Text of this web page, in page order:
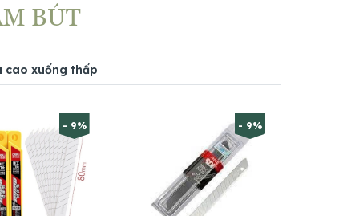
BÚT
cao xuống thấp
- 9% - 9%